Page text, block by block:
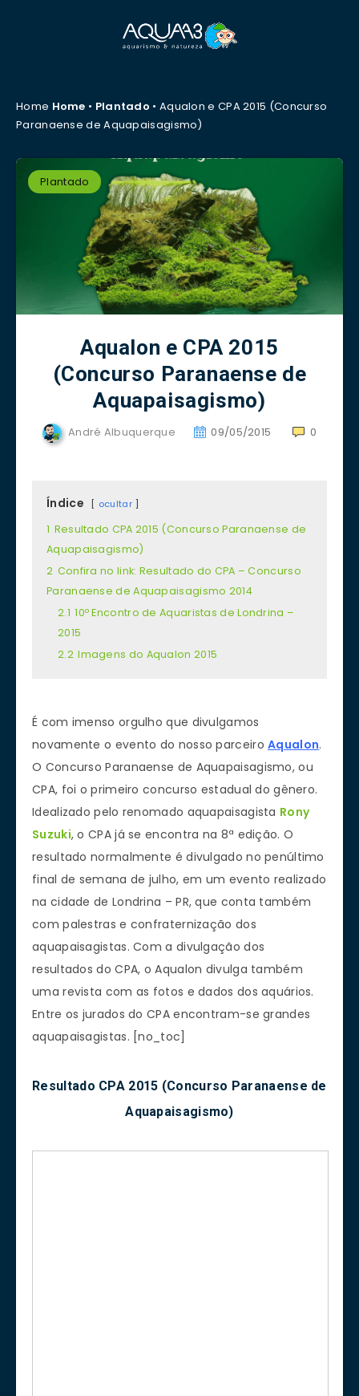
Home Home • Plantado • Aqualon e CPA 2015 (Concurso
Paranaense de Aquapaisagismo)
Plantado
Aqualon e CPA 2015
(Concurso Paranaense de
Aquapaisagismo)
André Albuquerque 09/05/2015 0
Índice ocultar
1 Resultado CPA 2015 (Concurso Paranaense de
Aquapaisagismo)
2 Confira no link: Resultado do CPA – Concurso
Paranaense de Aquapaisagismo 2014
2.1 10º Encontro de Aquaristas de Londrina –
2015
2.2 Imagens do Aqualon 2015
É com imenso orgulho que divulgamos
novamente o evento do nosso parceiroAqualon.
O Concurso Paranaense de Aquapaisagismo, ou
CPA, foi o primeiro concurso estadual do gênero.
Idealizado pelo renomado aquapaisagista Rony
Suzuki, o CPA já se encontra na 8ª edição. O
resultado normalmente é divulgado no penúltimo
final de semana de julho, em um evento realizado
na cidade de Londrina – PR, que conta também
com palestras e confraternização dos
aquapaisagistas. Com a divulgação dos
resultados do CPA, o Aqualon divulga também
uma revista com as fotos e dados dos aquários.
Entre os jurados do CPA encontram-se grandes
aquapaisagistas. [no_toc]
Resultado CPA 2015 (Concurso Paranaense de
Aquapaisagismo)